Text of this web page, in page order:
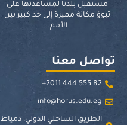
مستقبل بلدنا لمساعدتها على
تبوؤ مكانة مميزة إلى حد كبير بين
الأمم.
تواصل معنا
82 555 444 2011+
info@horus.edu.eg
الطريق الساحلي الدولي، دمياط